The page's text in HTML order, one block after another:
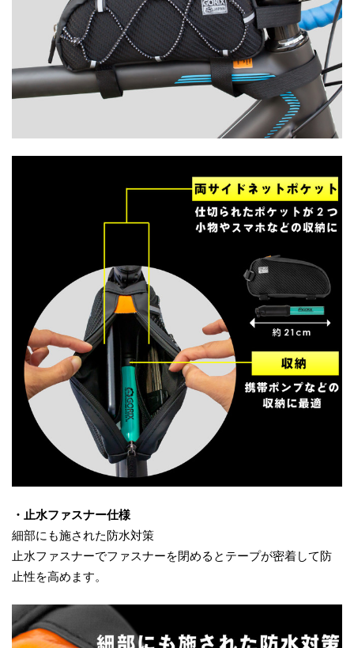
・止水ファスナー仕様
細部にも施された防水対策
止水ファスナーでファスナーを閉めるとテープが密着して防
止性を高めます。